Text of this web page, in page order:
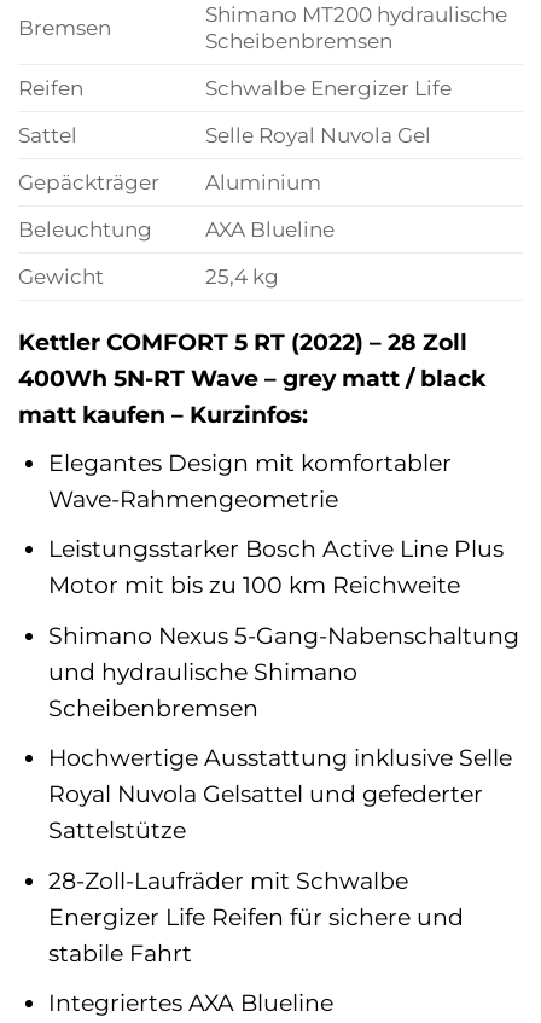
Bremsen
Shimano MT200 hydraulische
Scheibenbremsen
Reifen
Schwalbe Energizer Life
Sattel
Selle Royal Nuvola Gel
Gepäckträger
Aluminium
Beleuchtung
AXA Blueline
Gewicht
25,4 kg
Kettler COMFORT 5 RT (2022) – 28 Zoll
400Wh 5N-RT Wave – grey matt / black
matt kaufen – Kurzinfos:
Elegantes Design mit komfortabler
Wave-Rahmengeometrie
Leistungsstarker Bosch Active Line Plus
Motor mit bis zu 100 km Reichweite
Shimano Nexus 5-Gang-Nabenschaltung
und hydraulische Shimano
Scheibenbremsen
Hochwertige Ausstattung inklusive Selle
Royal Nuvola Gelsattel und gefederter
Sattelstütze
28-Zoll-Laufräder mit Schwalbe
Energizer Life Reifen für sichere und
stabile Fahrt
Integriertes AXA Blueline